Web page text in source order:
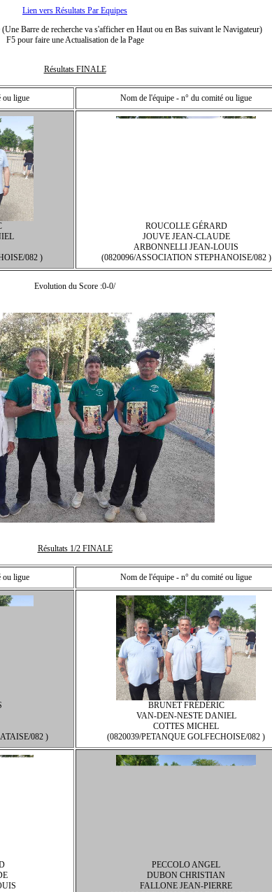
Lien vers Résultats Par Equipes
Barre de recherche va s'afficher en Haut ou en Bas suivant le Navigateur)
F5 pour faire une Actualisation de la Page
Résultats FINALE
ou ligue Nom de l'équipe - n° du comité ou ligue
082 )
ROUCOLLE GÉRARD
JOUVE JEAN-CLAUDE
ARBONNELLI JEAN-LOUIS
(0820096/ASSOCIATION STEPHANOISE/082 )
Evolution du Score :0-0/
Résultats 1/2 FINALE
ou ligue Nom de l'équipe - n° du comité ou ligue
082 )
BRUNET FRÉDÉRIC
VAN-DEN-NESTE DANIEL
COTTES MICHEL
(0820039/PETANQUE GOLFECHOISE/082 )
PECCOLO ANGEL
DUBON CHRISTIAN
FALLONE JEAN-PIERRE